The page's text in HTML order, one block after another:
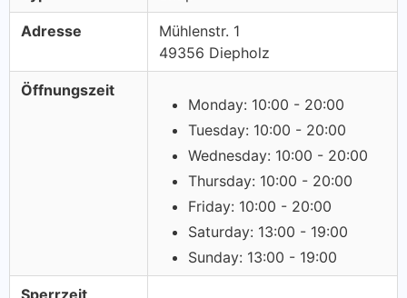
Adresse
Mühlenstr. 1
49356 Diepholz
Öffnungszeit
Monday: 10:00 - 20:00
Tuesday: 10:00 - 20:00
Wednesday: 10:00 - 20:00
Thursday: 10:00 - 20:00
Friday: 10:00 - 20:00
Saturday: 13:00 - 19:00
Sunday: 13:00 - 19:00
Sperrzeit